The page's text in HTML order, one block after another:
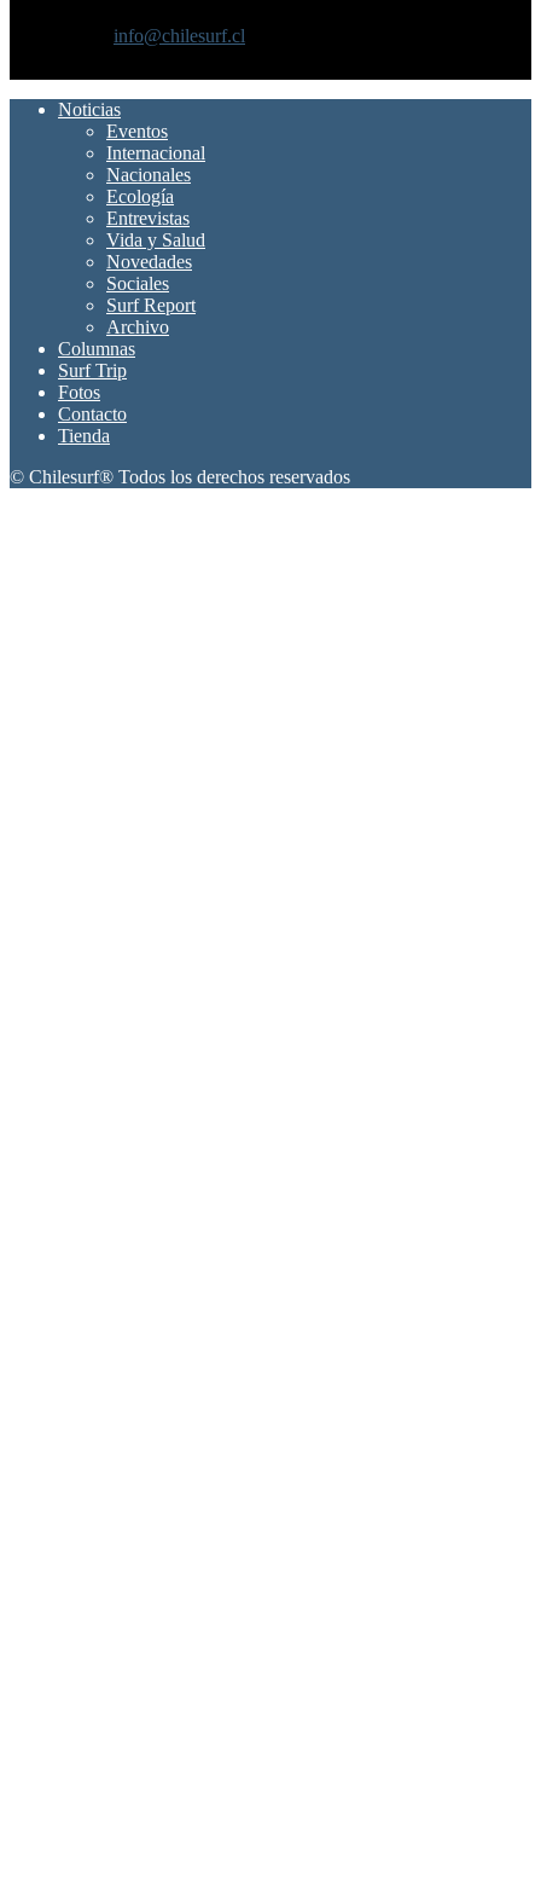
info@chilesurf.cl
Noticias
Eventos
Internacional
Nacionales
Ecología
Entrevistas
Vida y Salud
Novedades
Sociales
Surf Report
Archivo
Columnas
Surf Trip
Fotos
Contacto
Tienda
© Chilesurf® Todos los derechos reservados